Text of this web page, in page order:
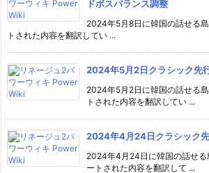
ドボスバランス調整
2024年5月8日に韓国の話せる
トされた内容を翻訳してい ...
2024年5月2日クラシック先
2024年5月2日に韓国の話せる
トされた内容を翻訳してい ...
2024年4月24日クラシック
2024年4月24日に韓国の話せ
ートされた内容を翻訳して ...